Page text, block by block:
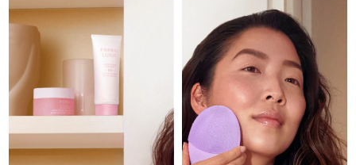
LUNA™ 設備
All facial cleansing devices
UFO™ 設備
All deep facial hydration devices
ISSA™ 設備
All silicone sonic toothbrushes
FAQ™ P1 Primer
Manuka honey primer
FAQ™護膚品
All FAQ™ skincare
FAQ™ 221
Anti-aging LED hand mask
FAQ™護膚品
All FAQ™ skincare
FAQ™護膚品
All FAQ™ skincare
FAQ™產品
All hair treatments
FAQ™ Red Light Serum
FAQ™ skincare
All FAQ™ skincare
脫毛
PEACH™ 2 Pro Max
Professional IPL hair removal device
身體護理
BEAR™ 2 body
Microcurrent body toning
芬蘭 預計送達日期 8/12/26
法國 預計送達日期8/12/26
法屬玻里尼西亞 預計送達日期 8/16/26
德國 預計送達日期 8/12/26